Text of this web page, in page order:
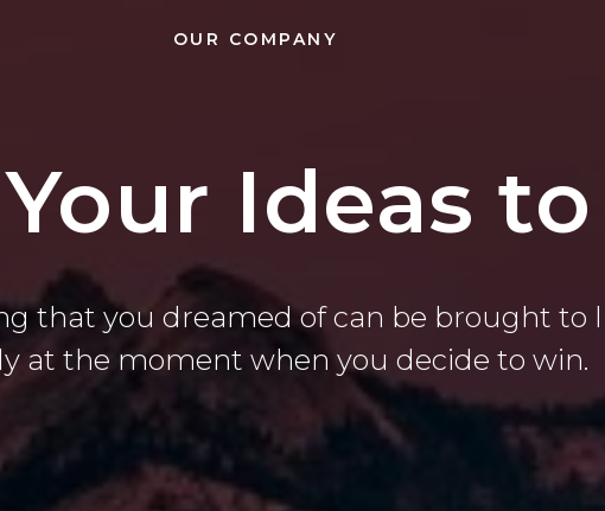
OUR COMPANY
Ideas
that you dreamed of can be brought to
at the moment when you decide to win.